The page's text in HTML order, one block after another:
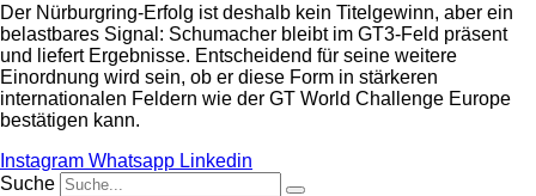
Der Nürburgring-Erfolg ist deshalb kein Titelgewinn, aber ein
belastbares Signal: Schumacher bleibt im GT3-Feld präsent
und liefert Ergebnisse. Entscheidend für seine weitere
Einordnung wird sein, ob er diese Form in stärkeren
internationalen Feldern wie der GT World Challenge Europe
bestätigen kann.
Instagram Whatsapp Linkedin
Suche